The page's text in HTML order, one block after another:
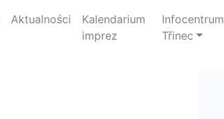
Aktualności
Kalendarium
imprez
Infocentrum
Třinec